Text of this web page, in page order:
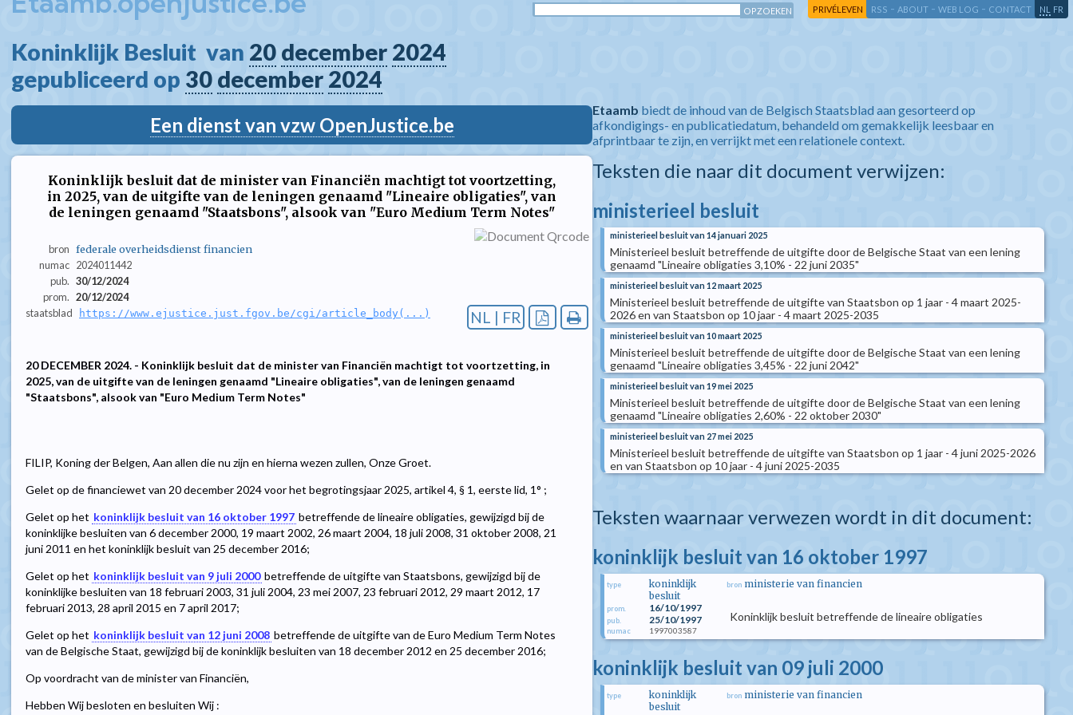
PRIVÉLEVEN RSS - ABOUT - WEB LOG - CONTACT NL FR
Koninklijk Besluit  van 20 december 2024
gepubliceerd op 30 december 2024
Een dienst van vzw OpenJustice.be
Koninklijk besluit dat de minister van Financiën machtigt tot voortzetting,
in 2025, van de uitgifte van de leningen genaamd "Lineaire obligaties", van
de leningen genaamd "Staatsbons", alsook van "Euro Medium Term Notes"
bron federale overheidsdienst financien
numac 2024011442
pub. 30/12/2024
prom. 20/12/2024
staatsblad
https://www.ejustice.just.fgov.be/cgi/article_body(...) NL | FR
20 DECEMBER 2024. - Koninklijk besluit dat de minister van Financiën machtigt tot voortzetting, in
2025, van de uitgifte van de leningen genaamd "Lineaire obligaties", van de leningen genaamd
"Staatsbons", alsook van "Euro Medium Term Notes"
FILIP, Koning der Belgen, Aan allen die nu zijn en hierna wezen zullen, Onze Groet.
Gelet op de financiewet van 20 december 2024 voor het begrotingsjaar 2025, artikel 4, § 1, eerste lid, 1° ;
Gelet op het koninklijk besluit van 16 oktober 1997 betreffende de lineaire obligaties, gewijzigd bij de
koninklijke besluiten van 6 december 2000, 19 maart 2002, 26 maart 2004, 18 juli 2008, 31 oktober 2008, 21
juni 2011 en het koninklijk besluit van 25 december 2016;
Gelet op het koninklijk besluit van 9 juli 2000 betreffende de uitgifte van Staatsbons, gewijzigd bij de
koninklijke besluiten van 18 februari 2003, 31 juli 2004, 23 mei 2007, 23 februari 2012, 29 maart 2012, 17
februari 2013, 28 april 2015 en 7 april 2017;
Gelet op het koninklijk besluit van 12 juni 2008 betreffende de uitgifte van de Euro Medium Term Notes
van de Belgische Staat, gewijzigd bij de koninklijk besluiten van 18 december 2012 en 25 december 2016;
Op voordracht van de minister van Financiën,
Hebben Wij besloten en besluiten Wij :
Etaamb biedt de inhoud van de Belgisch Staatsblad aan gesorteerd op
afkondigings- en publicatiedatum, behandeld om gemakkelijk leesbaar en
afprintbaar te zijn, en verrijkt met een relationele context.
Teksten die naar dit document verwijzen:
ministerieel besluit
ministerieel besluit van 14 januari 2025
Ministerieel besluit betreffende de uitgifte door de Belgische Staat van een lening
genaamd "Lineaire obligaties 3,10% - 22 juni 2035"
ministerieel besluit van 12 maart 2025
Ministerieel besluit betreffende de uitgifte van Staatsbon op 1 jaar - 4 maart 2025-
2026 en van Staatsbon op 10 jaar - 4 maart 2025-2035
ministerieel besluit van 10 maart 2025
Ministerieel besluit betreffende de uitgifte door de Belgische Staat van een lening
genaamd "Lineaire obligaties 3,45% - 22 juni 2042"
ministerieel besluit van 19 mei 2025
Ministerieel besluit betreffende de uitgifte door de Belgische Staat van een lening
genaamd "Lineaire obligaties 2,60% - 22 oktober 2030"
ministerieel besluit van 27 mei 2025
Ministerieel besluit betreffende de uitgifte van Staatsbon op 1 jaar - 4 juni 2025-2026
en van Staatsbon op 10 jaar - 4 juni 2025-2035
Teksten waarnaar verwezen wordt in dit document:
koninklijk besluit van 16 oktober 1997
type
koninklijk
besluit
prom. 16/10/1997
pub. 25/10/1997
numac 1997003587
bron ministerie van financien
Koninklijk besluit betreffende de lineaire obligaties
koninklijk besluit van 09 juli 2000
type
koninklijk
besluit
bron ministerie van financien